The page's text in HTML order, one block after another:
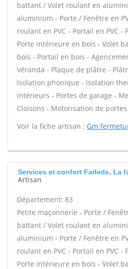
battant / Volet roulant en
aluminium - Porte / Fenêtre en
roulant en PVC - Portail en PVC -
Porte intérieure en bois - Volet
bois - Portail en bois -
Véranda - Plaque de plâtre -
Isolation phonique - Isolation
intérieurs - Portes de garage -
Cloisons - Motorisation de
Voir la fiche artisan : Gm
Services et confort Farlede, La
Artisan
Département: 83
Petite maçonnerie - Porte /
battant / Volet roulant en
aluminium - Porte / Fenêtre en
roulant en PVC - Portail en PVC -
Porte intérieure en bois - Volet